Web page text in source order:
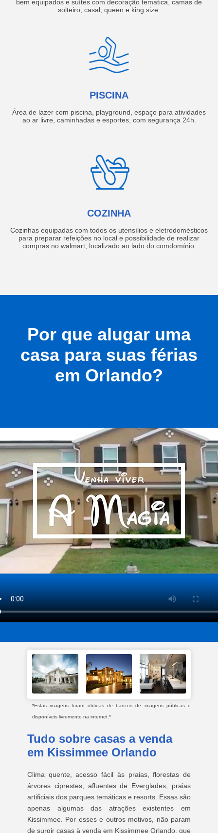
bem equipados e suítes com decoração temática, camas de
solteiro, casal, queen e king size.
PISCINA
Área de lazer com piscina, playground, espaço para atividades
ao ar livre, caminhadas e esportes, com segurança 24h.
COZINHA
Cozinhas equipadas com todos os utensílios e eletrodomésticos
para preparar refeições no local e possibilidade de realizar
compras no walmart, localizado ao lado do comdomínio.
Por que alugar uma
casa para suas férias
em Orlando?
*Estas imagens foram obtidas de bancos de imagens públicas e
disponíveis livremente na internet.*
Tudo sobre casas a venda
em Kissimmee Orlando
Clima quente, acesso fácil às praias, florestas de
árvores ciprestes, afluentes de Everglades, praias
artificiais dos parques temáticas e resorts. Essas são
apenas algumas das atrações existentes em
Kissimmee. Por esses e outros motivos, não param
de surgir casas à venda em Kissimmee Orlando, que